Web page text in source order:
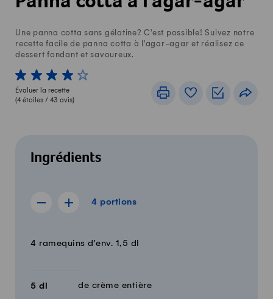
Une panna cotta sans gélatine? C'est possible! Suivez notre
recette facile de panna cotta à l'agar-agar et réalisez ce
dessert fondant et savoureux.
1 von 5 étoiles
2 von 5 étoiles
3 von 5 étoiles
4 von 5 étoiles
5 von 5 étoiles
Évaluer la recette
(4 étoiles / 43 avis)
ImprimerLivre de recettes
Listes de
Ingrédients
4 portions
Afficher la recette de 3 portions
Afficher la recette de 5 portions
4 portions
QuantitéIngrédients
4 ramequins d'env. 1,5 dl
5 dl de crème entière